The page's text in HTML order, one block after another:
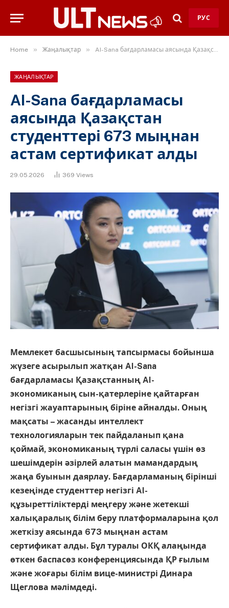
РУС
Home » Жаңалықтар » AI-Sana бағдарламасы аясында Қазақстан студенттері 673 мыңнан астам сертификат алды
ЖАҢАЛЫҚТАР
AI-Sana бағдарламасы
аясында Қазақстан
студенттері 673 мыңнан
астам сертификат алды
29.05.2026 369 Views
Мемлекет басшысының тапсырмасы бойынша
жүзеге асырылып жатқан AI-Sana
бағдарламасы Қазақстанның AI-
экономиканың сын-қатерлеріне қайтарған
негізгі жауаптарының біріне айналды. Оның
мақсаты – жасанды интеллект
технологияларын тек пайдаланып қана
қоймай, экономиканың түрлі саласы үшін өз
шешімдерін әзірлей алатын мамандардың
жаңа буынын даярлау. Бағдарламаның бірінші
кезеңінде студенттер негізгі AI-
құзыреттіліктерді меңгеру және жетекші
халықаралық білім беру платформаларына қол
жеткізу аясында 673 мыңнан астам
сертификат алды. Бұл туралы ОКҚ алаңында
өткен баспасөз конференциясында ҚР ғылым
және жоғары білім вице-министрі Динара
Щеглова мәлімдеді.